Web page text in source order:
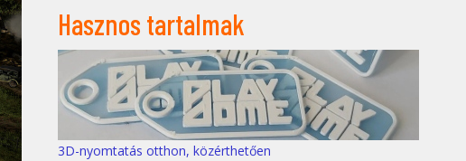
Hasznos tartalmak
3D-nyomtatás otthon, közérthetően